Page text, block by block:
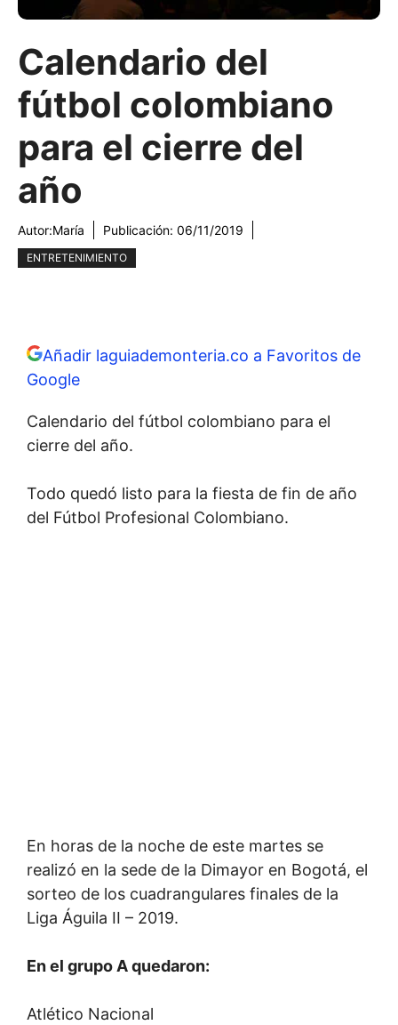
Calendario del
fútbol colombiano
para el cierre del
año
Autor:María Publicación: 06/11/2019
ENTRETENIMIENTO
Añadir laguiademonteria.co a Favoritos de
Google
Calendario del fútbol colombiano para el
cierre del año.
Todo quedó listo para la fiesta de fin de año
del Fútbol Profesional Colombiano.
En horas de la noche de este martes se
realizó en la sede de la Dimayor en Bogotá, el
sorteo de los cuadrangulares finales de la
Liga Águila II – 2019.
En el grupo A quedaron:
Atlético Nacional